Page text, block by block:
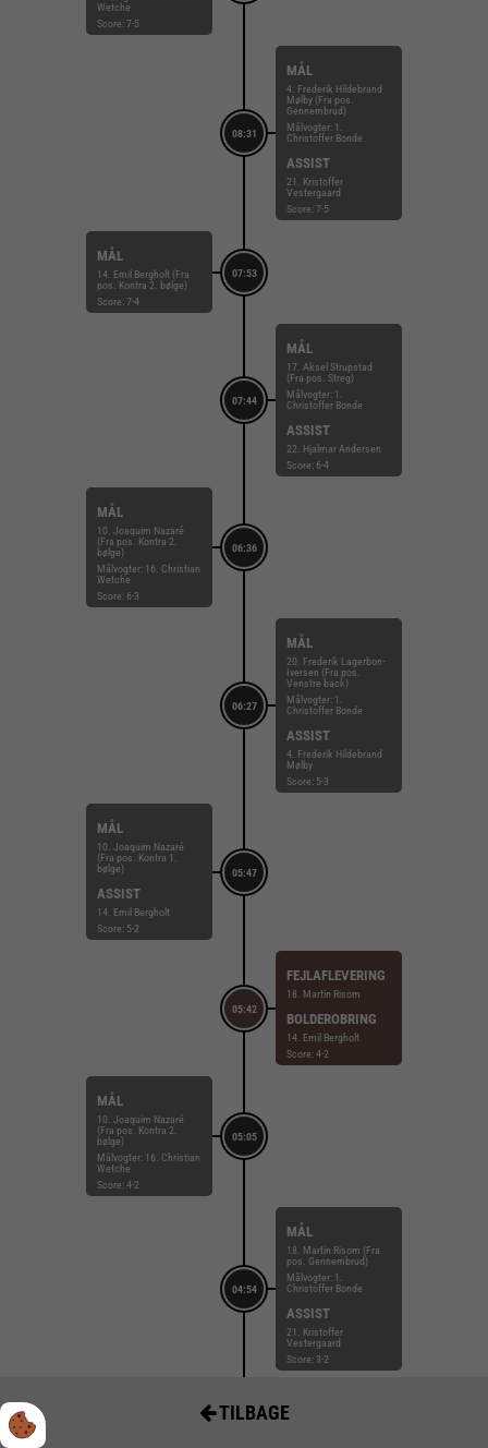
Wetche
Score: 7-5
08:31
MÅL
4. Frederik Hildebrand
Mølby (Fra pos.
Gennembrud)
Målvogter: 1.
Christoffer Bonde
ASSIST
21. Kristoffer
Vestergaard
Score: 7-5
07:53
MÅL
14. Emil Bergholt (Fra
pos. Kontra 2. bølge)
Score: 7-4
07:44
MÅL
17. Aksel Strupstad
(Fra pos. Streg)
Målvogter: 1.
Christoffer Bonde
ASSIST
22. Hjalmar Andersen
Score: 6-4
06:36
MÅL
10. Joaquim Nazaré
(Fra pos. Kontra 2.
bølge)
Målvogter: 16. Christian
Wetche
Score: 6-3
06:27
MÅL
20. Frederik Lagerbon-
Iversen (Fra pos.
Venstre back)
Målvogter: 1.
Christoffer Bonde
ASSIST
4. Frederik Hildebrand
Mølby
Score: 5-3
05:47
MÅL
10. Joaquim Nazaré
(Fra pos. Kontra 1.
bølge)
ASSIST
14. Emil Bergholt
Score: 5-2
05:42
FEJLAFLEVERING
18. Martin Risom
BOLDEROBRING
14. Emil Bergholt
Score: 4-2
05:05
MÅL
10. Joaquim Nazaré
(Fra pos. Kontra 2.
bølge)
Målvogter: 16. Christian
Wetche
Score: 4-2
04:54
MÅL
18. Martin Risom (Fra
pos. Gennembrud)
Målvogter: 1.
Christoffer Bonde
ASSIST
21. Kristoffer
Vestergaard
Score: 3-2
TILBAGE